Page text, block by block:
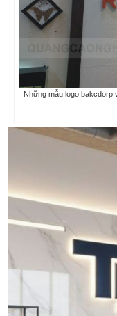
Những mẫu logo bakcdorp